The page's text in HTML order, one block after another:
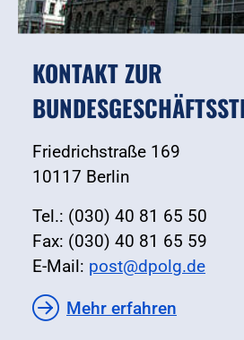
KONTAKT ZUR
Friedrichstraße 169
10117 Berlin
Tel.: (030) 40 81 65 50
Fax: (030) 40 81 65 59
E-Mail: post@dpolg.de
Mehr erfahren